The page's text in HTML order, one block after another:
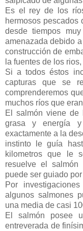
Es el rey de los
hermosos pescados
desde tiempos
amenazada debido
construcción de
la fuentes de los
Si a todos éstos
capturas que se
comprenderemos
muchos ríos que
El salmón viene de
grasa y energía
exactamente a la
instinto le guía
kilometros que le
resuelve el
puede ser guiado
Por
algunos salmones
una media de casi
El salmón posee
entreverada de